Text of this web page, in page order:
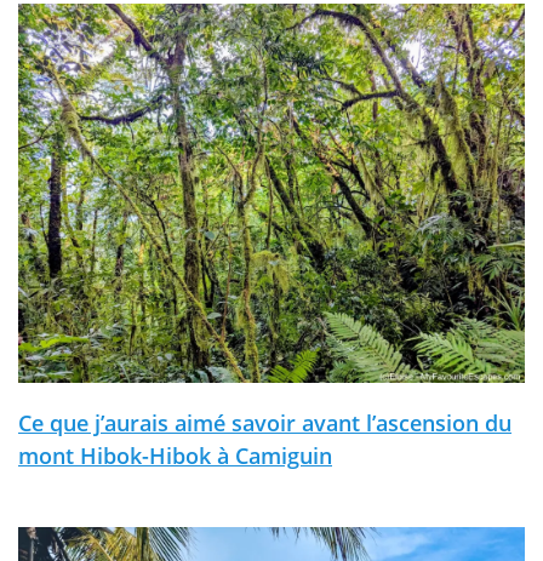
Ce que j’aurais aimé savoir avant l’ascension du
mont Hibok-Hibok à Camiguin